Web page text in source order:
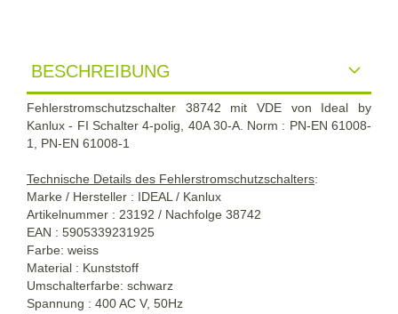
BESCHREIBUNG
Fehlerstromschutzschalter 38742 mit VDE von Ideal by
Kanlux - FI Schalter 4-polig, 40A 30-A. Norm : PN-EN 61008-
1, PN-EN 61008-1
Technische Details des Fehlerstromschutzschalters:
Marke / Hersteller : IDEAL / Kanlux
Artikelnummer : 23192 / Nachfolge 38742
EAN : 5905339231925
Farbe: weiss
Material : Kunststoff
Umschalterfarbe: schwarz
Spannung : 400 AC V, 50Hz